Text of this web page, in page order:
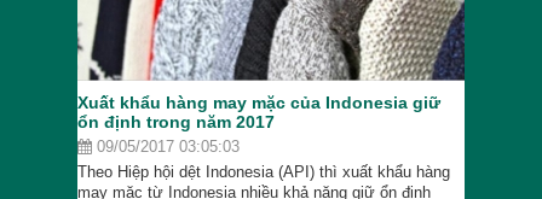
Xuất khẩu hàng may mặc của Indonesia giữ
ổn định trong năm 2017
09/05/2017 03:05:03
Theo Hiệp hội dệt Indonesia (API) thì xuất khẩu hàng
may mặc từ Indonesia nhiều khả năng giữ ổn định